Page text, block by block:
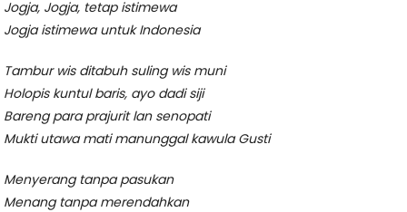
Jogja, Jogja, tetap istimewa
Jogja istimewa untuk Indonesia
Tambur wis ditabuh suling wis muni
Holopis kuntul baris, ayo dadi siji
Bareng para prajurit lan senopati
Mukti utawa mati manunggal kawula Gusti
Menyerang tanpa pasukan
Menang tanpa merendahkan